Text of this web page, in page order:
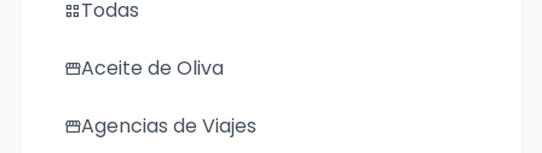
grid_viewTodas
storefrontAceite de Oliva
storefrontAgencias de Viajes